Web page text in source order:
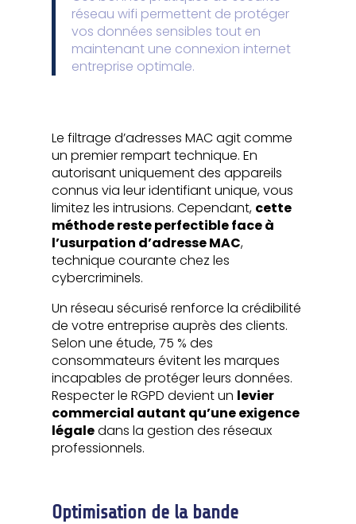
réseau wifi permettent de protéger
vos données sensibles tout en
maintenant une connexion internet
entreprise optimale.
Le filtrage d’adresses MAC agit comme
un premier rempart technique. En
autorisant uniquement des appareils
connus via leur identifiant unique, vous
limitez les intrusions. Cependant, cette
méthode reste perfectible face à
l’usurpation d’adresse MAC,
technique courante chez les
cybercriminels.
Un réseau sécurisé renforce la crédibilité
de votre entreprise auprès des clients.
Selon une étude, 75 % des
consommateurs évitent les marques
incapables de protéger leurs données.
Respecter le RGPD devient un levier
commercial autant qu’une exigence
légaledans la gestion des réseaux
professionnels.
Optimisation de la bande